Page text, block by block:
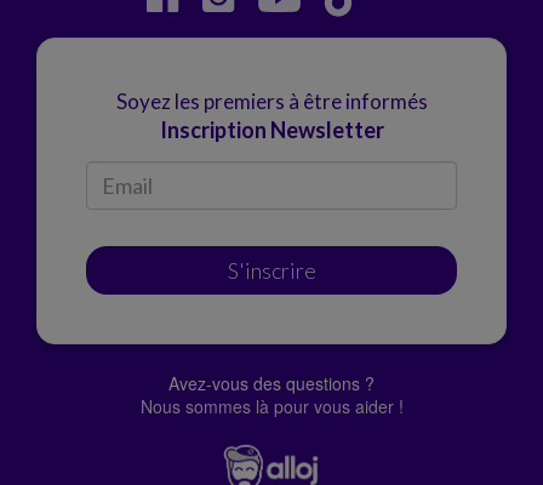
Soyez les premiers à être informés
Inscription Newsletter
S'inscrire
Avez-vous des questions ?
Nous sommes là pour vous aider !